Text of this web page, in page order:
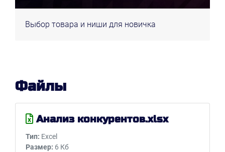
Выбор товара и ниши для новичка
Файлы
Анализ конкурентов.xlsx
Тип: Excel
Размер: 6 Кб